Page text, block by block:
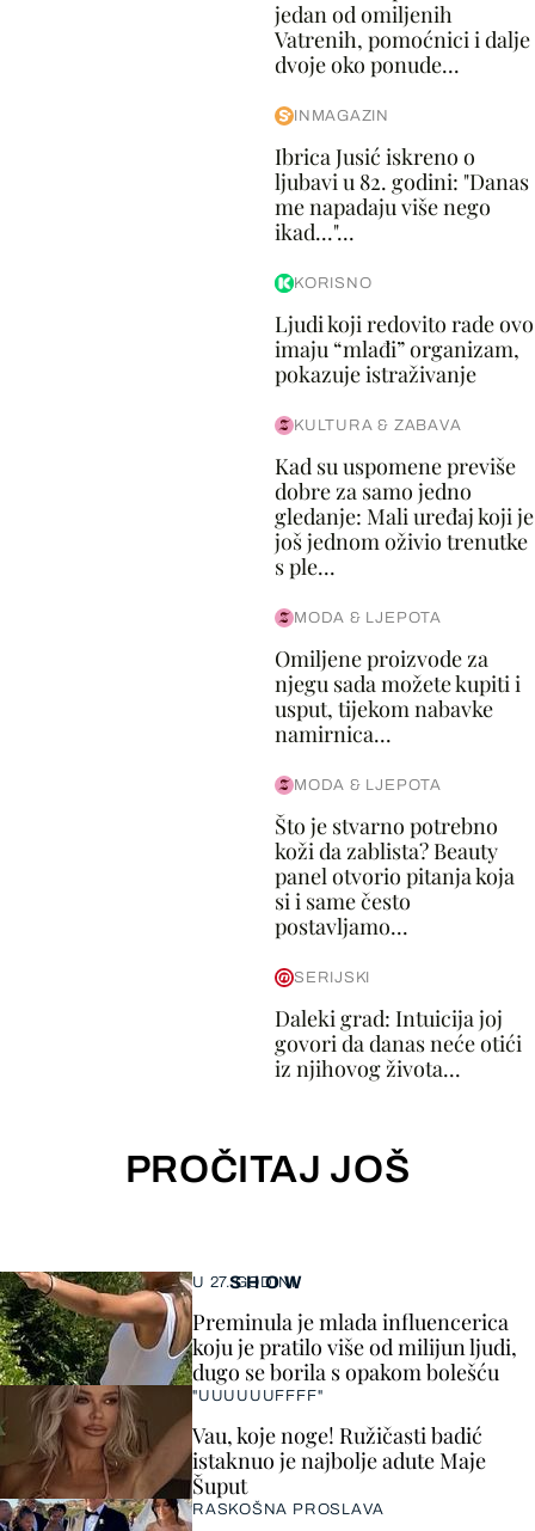
jedan od omiljenih
Vatrenih, pomoćnici i dalje
dvoje oko ponude...
INMAGAZIN
Ibrica Jusić iskreno o
ljubavi u 82. godini: "Danas
me napadaju više nego
ikad..."...
KORISNO
Ljudi koji redovito rade ovo
imaju “mlađi” organizam,
pokazuje istraživanje
KULTURA & ZABAVA
Kad su uspomene previše
dobre za samo jedno
gledanje: Mali uređaj koji je
još jednom oživio trenutke
s ple...
MODA & LJEPOTA
Omiljene proizvode za
njegu sada možete kupiti i
usput, tijekom nabavke
namirnica...
MODA & LJEPOTA
Što je stvarno potrebno
koži da zablista? Beauty
panel otvorio pitanja koja
si i same često
postavljamo...
SERIJSKI
Daleki grad: Intuicija joj
govori da danas neće otići
iz njihovog života...
PROČITAJ JOŠ
SHOW
U 27. GODINI
Preminula je mlada influencerica
koju je pratilo više od milijun ljudi,
dugo se borila s opakom bolešću
"UUUUUUFFFF"
Vau, koje noge! Ružičasti badić
istaknuo je najbolje adute Maje
Šuput
RASKOŠNA PROSLAVA